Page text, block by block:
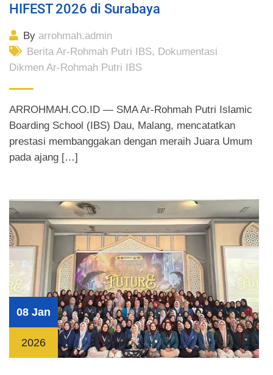
HIFEST 2026 di Surabaya
By arrohmah.admin
Berita Ar-Rohmah Putri IBS, Dokumentasi
Dikmen Ar-Rohmah Putri IBS
ARROHMAH.CO.ID — SMA Ar-Rohmah Putri Islamic
Boarding School (IBS) Dau, Malang, mencatatkan
prestasi membanggakan dengan meraih Juara Umum
pada ajang […]
08 Jan
2026